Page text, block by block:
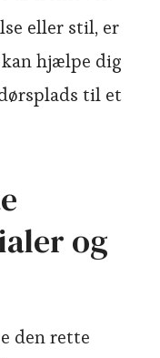
eller stil, er
hjælpe dig
til et
og
den rette